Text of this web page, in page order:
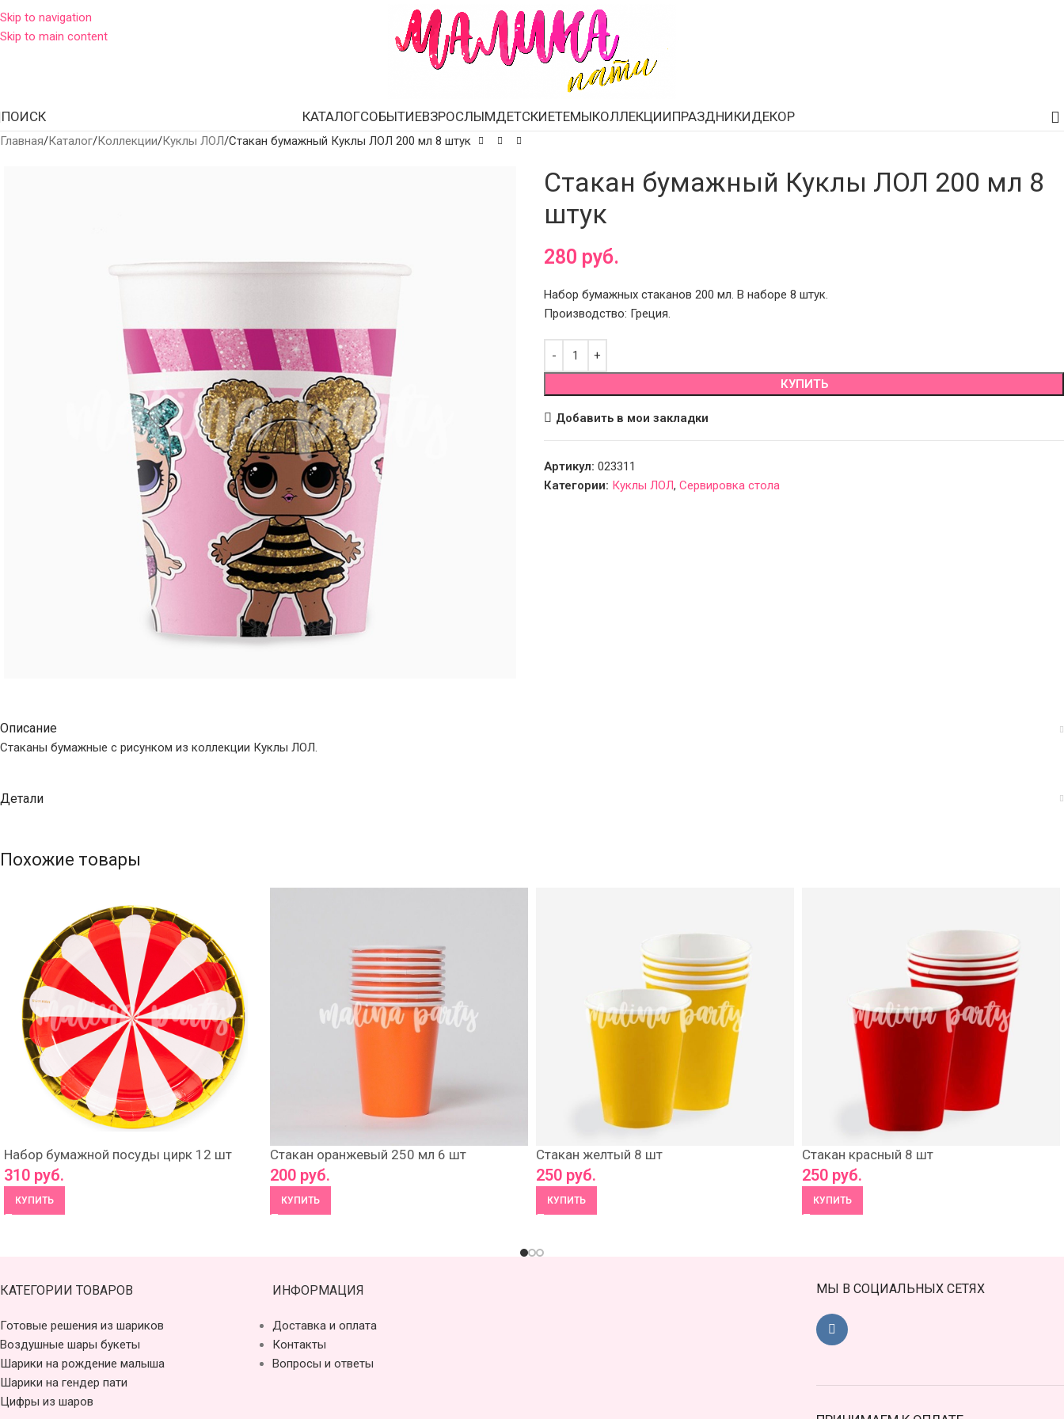
Skip to navigation
Skip to main content
ПОИСК КАТАЛОГСОБЫТИЕВЗРОСЛЫМДЕТСКИЕТЕМЫКОЛЛЕКЦИИПРАЗДНИКИДЕКОР
Главная Каталог Коллекции Куклы ЛОЛ Стакан бумажный Куклы ЛОЛ 200 мл 8 штук
Стакан бумажный Куклы ЛОЛ 200 мл 8
штук
280 руб.
Набор бумажных стаканов 200 мл. В наборе 8 штук.
Производство: Греция.
КУПИТЬ
Добавить в мои закладки
Артикул: 023311
Категории: Куклы ЛОЛ, Сервировка стола
Описание
Стаканы бумажные с рисунком из коллекции Куклы ЛОЛ.
Детали
Похожие товары
Набор бумажной посуды цирк 12 шт
310 руб.
КУПИТЬ
Стакан оранжевый 250 мл 6 шт
200 руб.
КУПИТЬ
Стакан желтый 8 шт
250 руб.
КУПИТЬ
Стакан красный 8 шт
250 руб.
КУПИТЬ
КАТЕГОРИИ ТОВАРОВ
Готовые решения из шариков
Воздушные шары букеты
Шарики на рождение малыша
Шарики на гендер пати
Цифры из шаров
ИНФОРМАЦИЯ
Доставка и оплата
Контакты
Вопросы и ответы
МЫ В СОЦИАЛЬНЫХ СЕТЯХ